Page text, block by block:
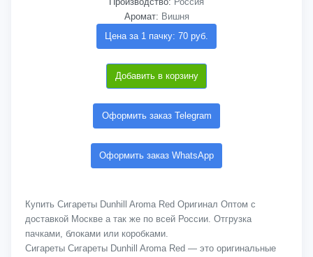
Аромат: Вишня
Цена за 1 пачку: 70 руб.
Добавить в корзину
Оформить заказ Telegram
Оформить заказ WhatsApp
Купить Сигареты Dunhill Aroma Red Оригинал Оптом с
доставкой Москве а так же по всей России. Отгрузка
пачками, блоками или коробками.
Сигареты Сигареты Dunhill Aroma Red — это оригинальные